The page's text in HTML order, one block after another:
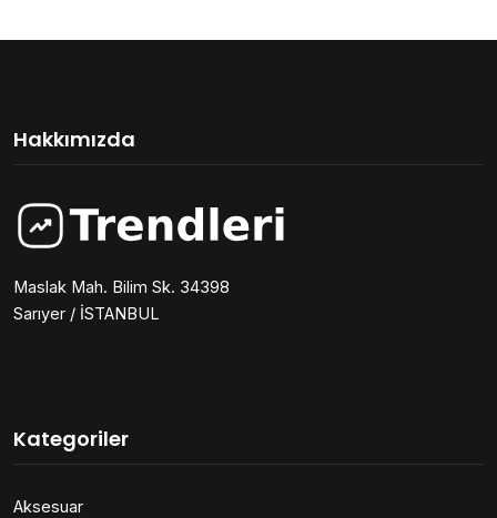
Hakkımızda
Maslak Mah. Bilim Sk. 34398
Sarıyer / İSTANBUL
Kategoriler
Aksesuar